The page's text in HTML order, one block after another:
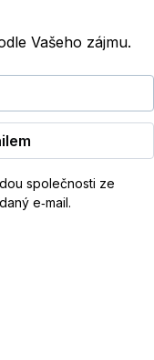
Vašeho zájmu.
společnosti ze
e‑mail.